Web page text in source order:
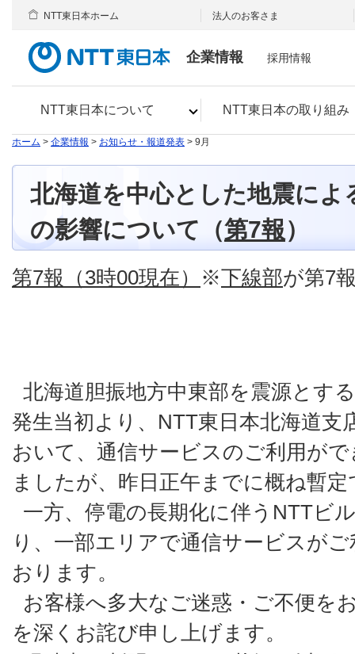
企業情報
NTT東日本について NTT東日本の取り組み
NTT東日本ホーム 法人のお客さま
採用情報
ホーム > 企業情報 > お知らせ・報道発表 > 9月
北海道を中心とした地震によ
の影響について（第7報）
第7報（3時00現在） ※下線部が第7
北海道胆振地方中東部を震源とす
発生当初より、NTT東日本北海道支
おいて、通信サービスのご利用が
ましたが、昨日正午までに概ね暫
一方、停電の長期化に伴うNTTビ
り、一部エリアで通信サービスが
おります。
お客様へ多大なご迷惑・ご不便を
を深くお詫び申し上げます。